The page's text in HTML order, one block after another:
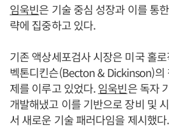
임욱빈은 기술 중심 성장과 이를 통
략에 집중하고 있다.
기존 액상세포검사 시장은 미국 홀
벡톤디킨슨(Becton & Dickinson)의
제를 이루고 있었다.임욱빈은 독자
개발해냈고 이를 기반으로 장비 및
서 새로운 기술 패러다임을 제시했다.